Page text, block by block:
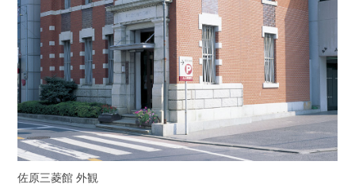
佐原三菱館 外観